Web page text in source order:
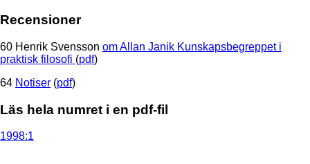
Recensioner
60 Henrik Svensson om Allan Janik Kunskapsbegreppet i
praktisk filosofi (pdf)
64 Notiser (pdf)
Läs hela numret i en pdf-fil
1998:1